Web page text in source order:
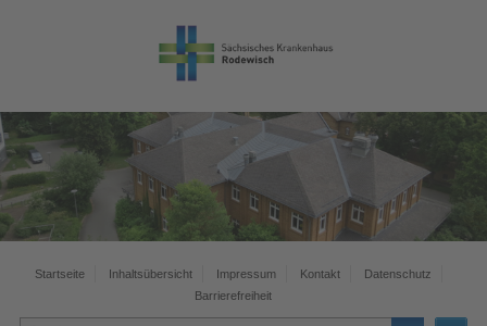
Startseite Inhaltsübersicht Impressum Kontakt
Datenschutz
Barrierefreiheit